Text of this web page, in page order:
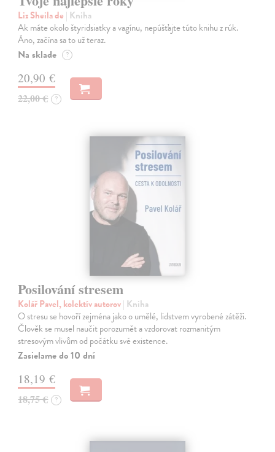
Liz Sheila de | Kniha
Ak máte okolo štyridsiatky a vagínu, nepúšťajte túto knihu z rúk.
Áno, začína sa to už teraz.
Na sklade ?
20,90 €
22,00 € ?
Posilování stresem
Kolář Pavel, kolektív autorov| Kniha
O stresu se hovoří zejména jako o umělé, lidstvem vyrobené zátěži.
Člověk se musel naučit porozumět a vzdorovat rozmanitým
stresovým vlivům od počátku své existence.
Zasielame do 10 dní
18,19 €
18,75 € ?